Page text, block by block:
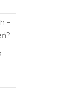
–